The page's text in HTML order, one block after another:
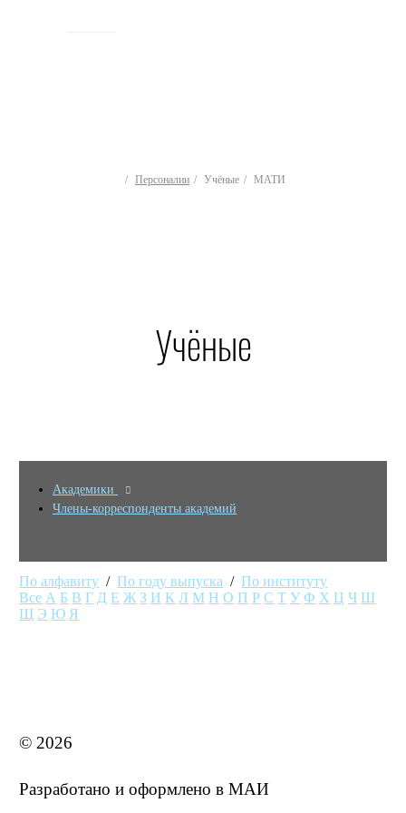
Персоналии Учёные МАТИ
Учёные
Академики
Члены-корреспонденты академий
По алфавиту /По году выпуска /По институту
Все А Б В Г Д Е Ж З И К Л М Н О П Р С Т У Ф Х Ц Ч Ш
Щ Э Ю Я
© 2026
Разработано и оформлено в МАИ